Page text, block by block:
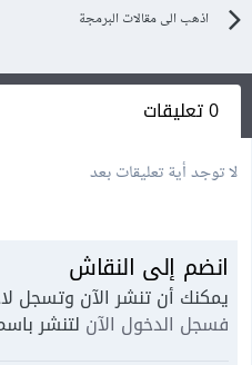
اذهب الى مقالات البرمجة
0 تعليقات
لا توجد أية تعليقات بعد
انضم إلى النقاش
يمكنك أن تنشر الآن وتسجل
فسجل الدخول الآن لتنشر